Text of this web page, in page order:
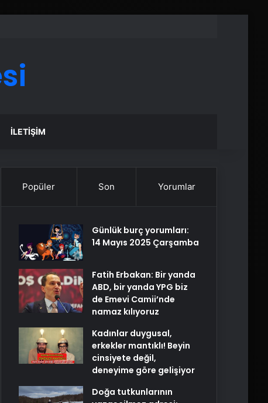
İLETIŞIM
Popüler Son Yorumlar
Günlük burç yorumları:
14 Mayıs 2025 Çarşamba
Fatih Erbakan: Bir yanda
ABD, bir yanda YPG biz
de Emevi Camii’nde
namaz kılıyoruz
Kadınlar duygusal,
erkekler mantıklı! Beyin
cinsiyete değil,
deneyime göre gelişiyor
Doğa tutkunlarının